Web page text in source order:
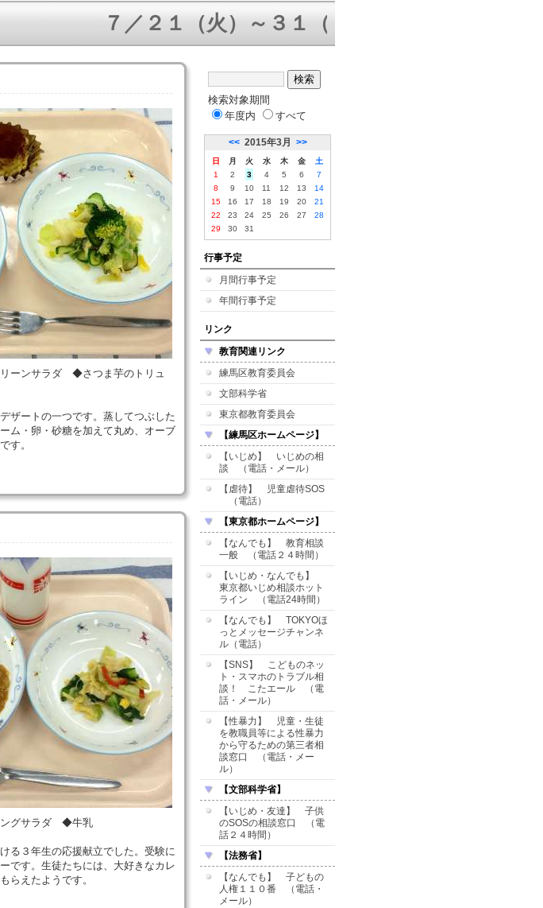
７／２１（火）～３１（金）三者面談 ８／５
ーンサラダ ◆さつま芋のトリュ
ザートの一つです。蒸してつぶした
ム・卵・砂糖を加えて丸め、オーブ
す。
グサラダ ◆牛乳
る３年生の応援献立でした。受験に
です。生徒たちには、大好きなカレ
らえたようです。
検索対象期間
年度内
すべて
<< 2015年3月 >>
日 月 火 水 木 金
土
1
2 3 4 5 6
7
8
9 10 11 12 13
14
15
16 17 18 19 20
21
22
23 24 25 26 27
28
29
30 31
行事予定
月間行事予定
年間行事予定
リンク
教育関連リンク
練馬区教育委員会
文部科学省
東京都教育委員会
【練馬区ホームページ】
【いじめ】 いじめの相
談 （電話・メール）
【虐待】 児童虐待SOS
（電話）
【東京都ホームページ】
【なんでも】 教育相談
一般 （電話２４時間）
【いじめ・なんでも】
東京都いじめ相談ホット
ライン （電話24時間）
【なんでも】 TOKYOほ
っとメッセージチャンネ
ル（電話）
【SNS】 こどものネッ
ト・スマホのトラブル相
談！ こたエール （電
話・メール）
【性暴力】 児童・生徒
を教職員等による性暴力
から守るための第三者相
談窓口 （電話・メー
ル）
【文部科学省】
【いじめ・友達】 子供
のSOSの相談窓口 （電
話２４時間）
【法務省】
【なんでも】 子どもの
人権１１０番 （電話・
メール）